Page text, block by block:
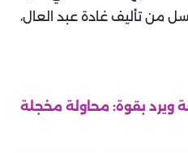
من تأليف غادة عبد العال،
ويرد بقوة: محاولة مخجلة